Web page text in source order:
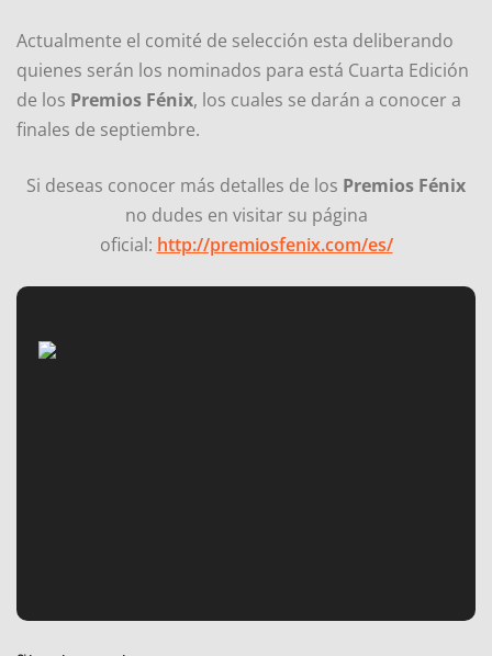
Actualmente el comité de selección esta deliberando
quienes serán los nominados para está Cuarta Edición
de los Premios Fénix, los cuales se darán a conocer a
finales de septiembre.
Si deseas conocer más detalles de los Premios Fénix
no dudes en visitar su página
oficial: http://premiosfenix.com/es/